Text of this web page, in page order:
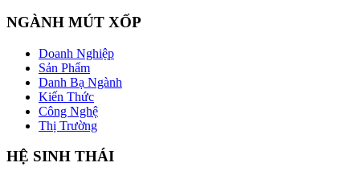
NGÀNH MÚT XỐP
Doanh Nghiệp
Sản Phẩm
Danh Bạ Ngành
Kiến Thức
Công Nghệ
Thị Trường
HỆ SINH THÁI